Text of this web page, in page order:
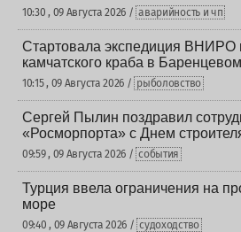
10:30 , 09 Августа 2026 / аварийность и чп
Стартовала экспедиция ВНИРО
камчатского краба в
10:15 , 09 Августа 2026 / рыболовство
Сергей Пылин поздравил
«Росморпорта» с Днем
09:59 , 09 Августа 2026 / события
Турция ввела ограничения на
море
09:40 , 09 Августа 2026 / судоходство